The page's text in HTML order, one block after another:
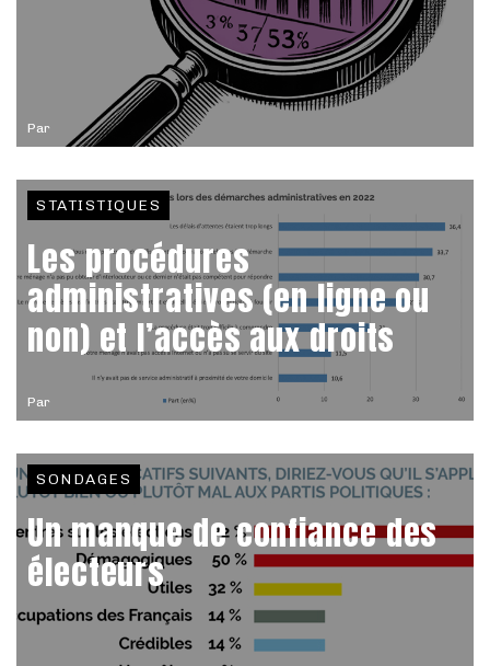
Par
Par
STATISTIQUES
Les procédures
administratives (en ligne ou
non) et l’accès aux droits
SONDAGES
Un manque de confiance des
électeurs